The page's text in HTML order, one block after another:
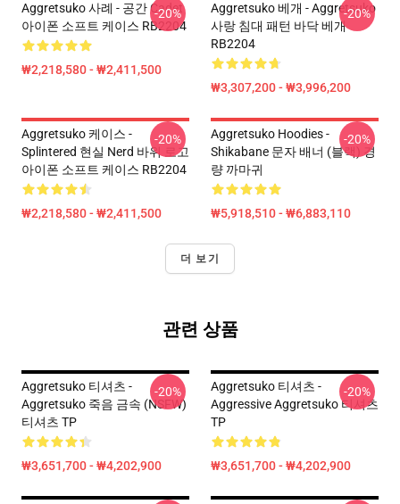
Aggretsuko 사례 - 공간 Cadet
아이폰 소프트 케이스 RB2204
₩2,218,580 - ₩2,411,500
-20%
Aggretsuko 베개 - Aggretsuko
사랑 침대 패턴 바닥 베개
RB2204
₩3,307,200 - ₩3,996,200
-20%
Aggretsuko 케이스 -
Splintered 현실 Nerd 바위 로고
아이폰 소프트 케이스 RB2204
₩2,218,580 - ₩2,411,500
-20%
Aggretsuko Hoodies -
Shikabane 문자 배너 (블랙) 경
량 까마귀
₩5,918,510 - ₩6,883,110
-20%
더 보기
관련 상품
Aggretsuko 티셔츠 -
Aggretsuko 죽음 금속 (NSFW)
티셔츠 TP
₩3,651,700 - ₩4,202,900
-20%
Aggretsuko 티셔츠 -
Aggressive Aggretsuko 티셔츠
TP
₩3,651,700 - ₩4,202,900
-20%